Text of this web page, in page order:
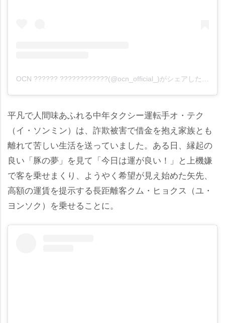
平凡で人間味あふれる中年タクシー運転手オ・テク
（イ・ソンミン）は、詐欺被害で借金を抱え家族とも
離れて苦しい生活を送っていました。ある日、縁起の
良い「豚の夢」を見て「今日は運が良い！」と上機嫌
で客を乗せまくり、ようやく希望が見え始めた矢先、
高額の運賃を提示する長距離客クム・ヒョクス（ユ・
ヨンソク）を乗せることに。